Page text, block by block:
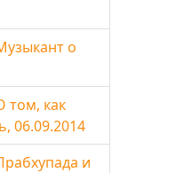
о
том, как
06.09.2014
и